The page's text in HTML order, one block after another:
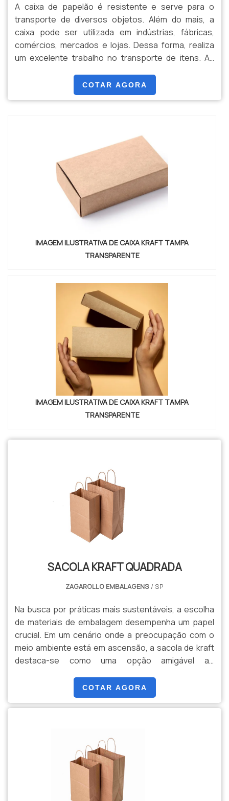
A caixa de papelão é resistente e serve para o
transporte de diversos objetos. Além do mais, a
caixa pode ser utilizada em indústrias, fábricas,
comércios, mercados e lojas. Dessa forma, realiza
um excelente trabalho no transporte de itens. As
ser escolhidos pelo cliente, de acordo com cada
demanda apresentada.A CAIXA GARANTE A
COTAR AGORA
IMAGEM ILUSTRATIVA DE CAIXA KRAFT TAMPA
TRANSPARENTE
IMAGEM ILUSTRATIVA DE CAIXA KRAFT TAMPA
TRANSPARENTE
SACOLA KRAFT QUADRADA
ZAGAROLLO EMBALAGENS / SP
Na busca por práticas mais sustentáveis, a escolha
de materiais de embalagem desempenha um papel
crucial. Em um cenário onde a preocupação com o
meio ambiente está em ascensão, a sacola de kraft
destaca-se como uma opção amigável ao
a sacola de kraft é uma escolha eco-friendly para
embalagens. Caracterizada por sua durabilidade e
versatilidade, essa opção sustentável ganha cada
sacola de kraft, contribuímos significativamente para
a preservação do meio ambiente. A produção desse
material demanda menos recursos naturais e resulta
em uma pegada de carbono reduzida, quando
comparada a alternativas convencionais. Versátil por
COTAR AGORA